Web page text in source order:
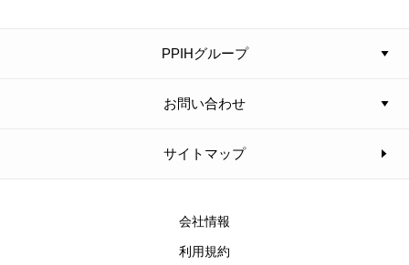
PPIHグループ
お問い合わせ
サイトマップ
会社情報
利用規約